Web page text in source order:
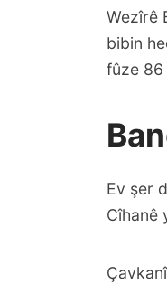
Wezîrê
bibin
fûze 86
Ev şer
Cîhanê